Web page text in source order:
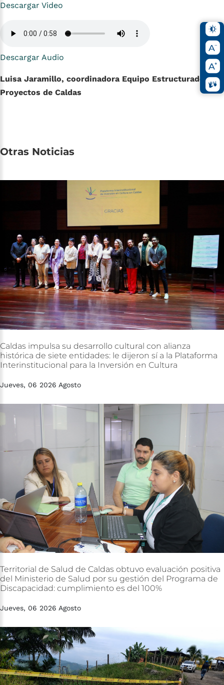
Descargar Video
Descargar Audio
Luisa Jaramillo, coordinadora Equipo Estructurador de
Proyectos de Caldas
Otras Noticias
Caldas impulsa su desarrollo cultural con alianza
histórica de siete entidades: le dijeron sí a la Plataforma
Interinstitucional para la Inversión en Cultura
Jueves, 06 2026 Agosto
Territorial de Salud de Caldas obtuvo evaluación positiva
del Ministerio de Salud por su gestión del Programa de
Discapacidad: cumplimiento es del 100%
Jueves, 06 2026 Agosto